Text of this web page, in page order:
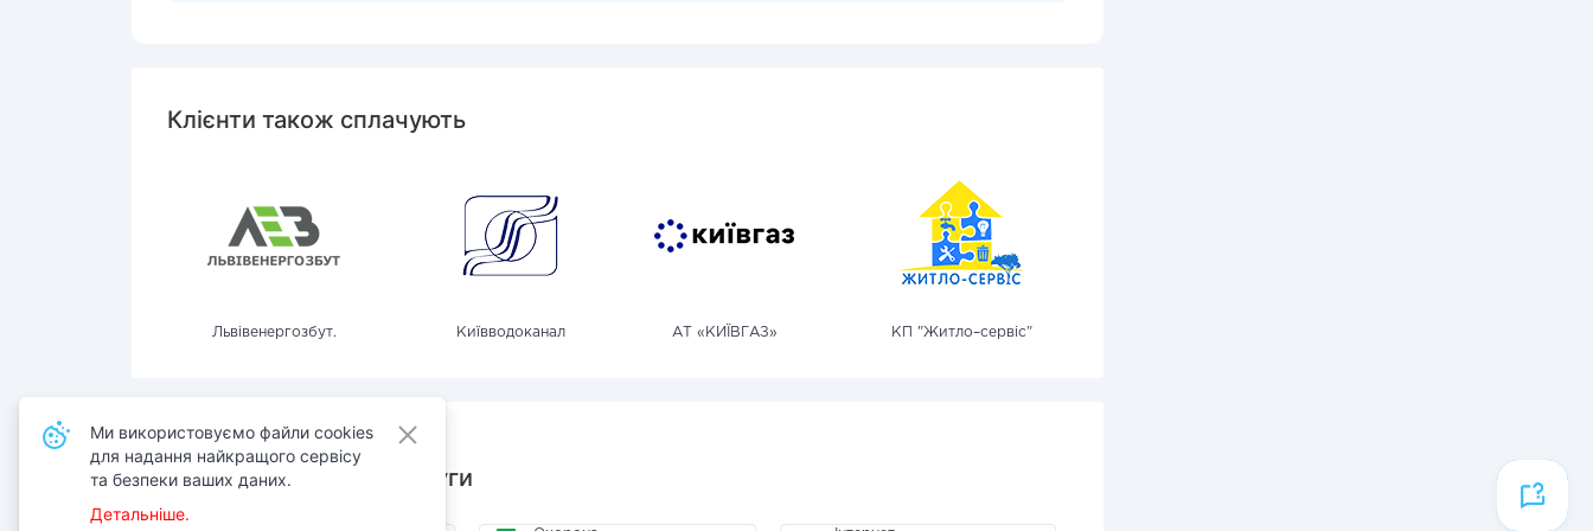
Клієнти також сплачують
Львівенергозбут. Київводоканал АТ «КИЇВГАЗ» КП "Житло–сервіс"
Також сплачують послуги
Ми використовуємо файли cookies
для надання найкращого сервісу
та безпеки ваших даних.
Детальніше.